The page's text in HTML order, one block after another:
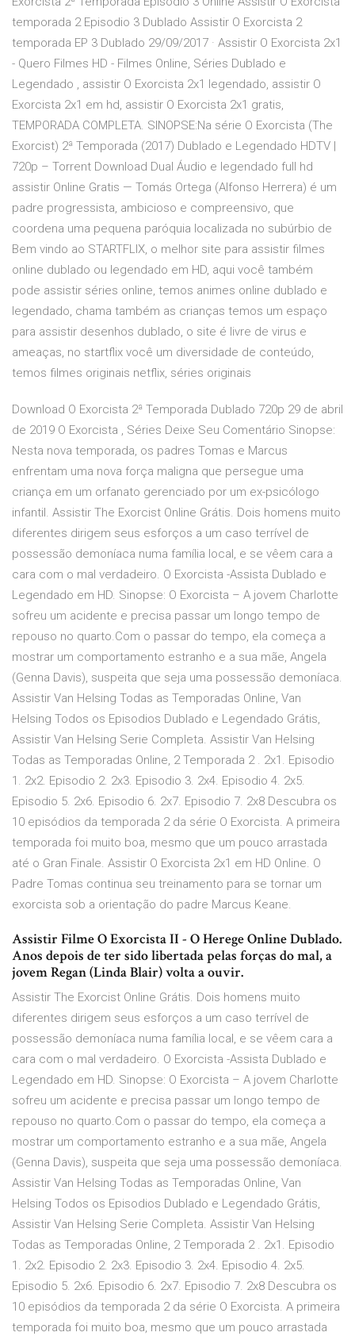
temporada 2 Episodio 3 Dublado Assistir O Exorcista 2
temporada EP 3 Dublado 29/09/2017 · Assistir O Exorcista 2x1
- Quero Filmes HD - Filmes Online, Séries Dublado e
Legendado , assistir O Exorcista 2x1 legendado, assistir O
Exorcista 2x1 em hd, assistir O Exorcista 2x1 gratis,
TEMPORADA COMPLETA. SINOPSE:Na série O Exorcista (The
Exorcist) 2ª Temporada (2017) Dublado e Legendado HDTV |
720p – Torrent Download Dual Áudio e legendado full hd
assistir Online Gratis — Tomás Ortega (Alfonso Herrera) é um
padre progressista, ambicioso e compreensivo, que
coordena uma pequena paróquia localizada no subúrbio de
Bem vindo ao STARTFLIX, o melhor site para assistir filmes
online dublado ou legendado em HD, aqui você também
pode assistir séries online, temos animes online dublado e
legendado, chama também as crianças temos um espaço
para assistir desenhos dublado, o site é livre de virus e
ameaças, no startflix você um diversidade de conteúdo,
temos filmes originais netflix, séries originais
Download O Exorcista 2ª Temporada Dublado 720p 29 de abril
de 2019 O Exorcista , Séries Deixe Seu Comentário Sinopse:
Nesta nova temporada, os padres Tomas e Marcus
enfrentam uma nova força maligna que persegue uma
criança em um orfanato gerenciado por um ex-psicólogo
infantil. Assistir The Exorcist Online Grátis. Dois homens muito
diferentes dirigem seus esforços a um caso terrível de
possessão demoníaca numa família local, e se vêem cara a
cara com o mal verdadeiro. O Exorcista -Assista Dublado e
Legendado em HD. Sinopse: O Exorcista – A jovem Charlotte
sofreu um acidente e precisa passar um longo tempo de
repouso no quarto.Com o passar do tempo, ela começa a
mostrar um comportamento estranho e a sua mãe, Angela
(Genna Davis), suspeita que seja uma possessão demoníaca.
Assistir Van Helsing Todas as Temporadas Online, Van
Helsing Todos os Episodios Dublado e Legendado Grátis,
Assistir Van Helsing Serie Completa. Assistir Van Helsing
Todas as Temporadas Online, 2 Temporada 2 . 2x1. Episodio
1. 2x2. Episodio 2. 2x3. Episodio 3. 2x4. Episodio 4. 2x5.
Episodio 5. 2x6. Episodio 6. 2x7. Episodio 7. 2x8 Descubra os
10 episódios da temporada 2 da série O Exorcista. A primeira
temporada foi muito boa, mesmo que um pouco arrastada
até o Gran Finale. Assistir O Exorcista 2x1 em HD Online. O
Padre Tomas continua seu treinamento para se tornar um
exorcista sob a orientação do padre Marcus Keane.
Assistir Filme O Exorcista II - O Herege Online Dublado.
Anos depois de ter sido libertada pelas forças do mal, a
jovem Regan (Linda Blair) volta a ouvir.
Assistir The Exorcist Online Grátis. Dois homens muito
diferentes dirigem seus esforços a um caso terrível de
possessão demoníaca numa família local, e se vêem cara a
cara com o mal verdadeiro. O Exorcista -Assista Dublado e
Legendado em HD. Sinopse: O Exorcista – A jovem Charlotte
sofreu um acidente e precisa passar um longo tempo de
repouso no quarto.Com o passar do tempo, ela começa a
mostrar um comportamento estranho e a sua mãe, Angela
(Genna Davis), suspeita que seja uma possessão demoníaca.
Assistir Van Helsing Todas as Temporadas Online, Van
Helsing Todos os Episodios Dublado e Legendado Grátis,
Assistir Van Helsing Serie Completa. Assistir Van Helsing
Todas as Temporadas Online, 2 Temporada 2 . 2x1. Episodio
1. 2x2. Episodio 2. 2x3. Episodio 3. 2x4. Episodio 4. 2x5.
Episodio 5. 2x6. Episodio 6. 2x7. Episodio 7. 2x8 Descubra os
10 episódios da temporada 2 da série O Exorcista. A primeira
temporada foi muito boa, mesmo que um pouco arrastada